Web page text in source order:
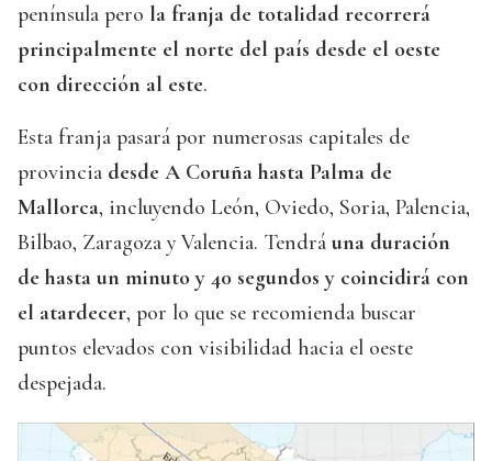
península pero la franja de totalidad recorrerá
principalmente el norte del país desde el oeste
con dirección al este.
Esta franja pasará por numerosas capitales de
provincia desde A Coruña hasta Palma de
Mallorca, incluyendo León, Oviedo, Soria, Palencia,
Bilbao, Zaragoza y Valencia. Tendrá una duración
de hasta un minuto y 40 segundos y coincidirá con
el atardecer, por lo que se recomienda buscar
puntos elevados con visibilidad hacia el oeste
despejada.